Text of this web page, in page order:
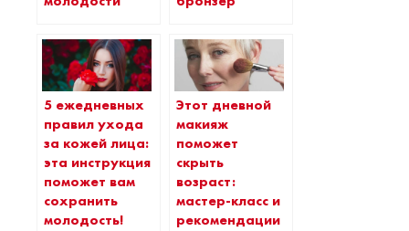
5 ежедневных
правил ухода
за кожей лица:
эта инструкция
поможет вам
сохранить
молодость!
Этот дневной
макияж
поможет
скрыть
возраст:
мастер-класс и
рекомендации